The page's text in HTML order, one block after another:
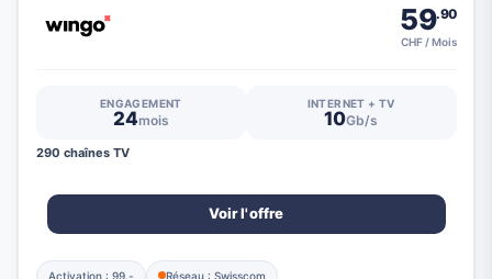
59.90
CHF / Mois
ENGAGEMENT
24mois
INTERNET + TV
10Gb/s
290 chaînes TV
Voir l'offre
Activation : 99.- Réseau : Swisscom